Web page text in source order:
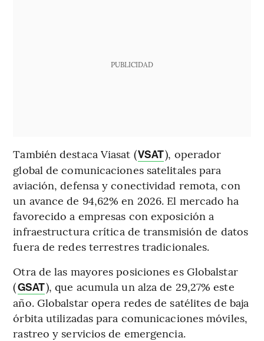
PUBLICIDAD
También destaca Viasat (VSAT), operador
global de comunicaciones satelitales para
aviación, defensa y conectividad remota, con
un avance de 94,62% en 2026. El mercado ha
favorecido a empresas con exposición a
infraestructura crítica de transmisión de datos
fuera de redes terrestres tradicionales.
Otra de las mayores posiciones es Globalstar
(GSAT), que acumula un alza de 29,27% este
año. Globalstar opera redes de satélites de baja
órbita utilizadas para comunicaciones móviles,
rastreo y servicios de emergencia.